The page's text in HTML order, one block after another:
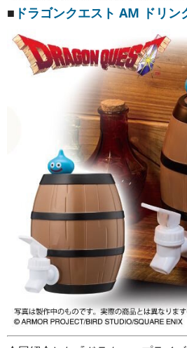
■ ドラゴンクエスト AM ドリン